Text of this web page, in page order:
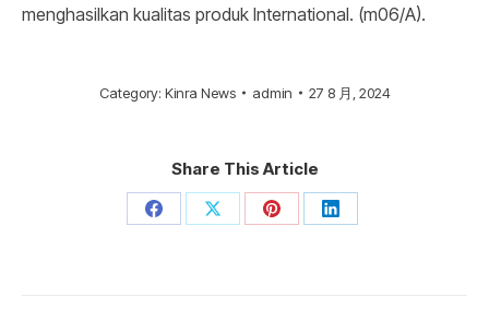
menghasilkan kualitas produk International. (m06/A).
Category: Kinra News admin 27 8 月, 2024
Share This Article
分
分
分
分